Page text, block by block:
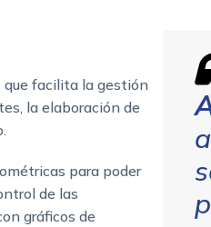
que facilita la gestión
la elaboración de
para poder
de las
gráficos de